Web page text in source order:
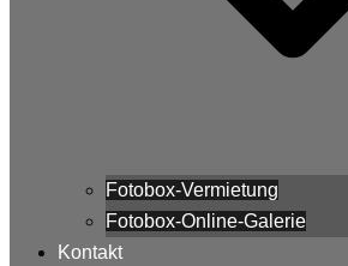
Fotobox-Vermietung
Fotobox-Online-Galerie
Kontakt